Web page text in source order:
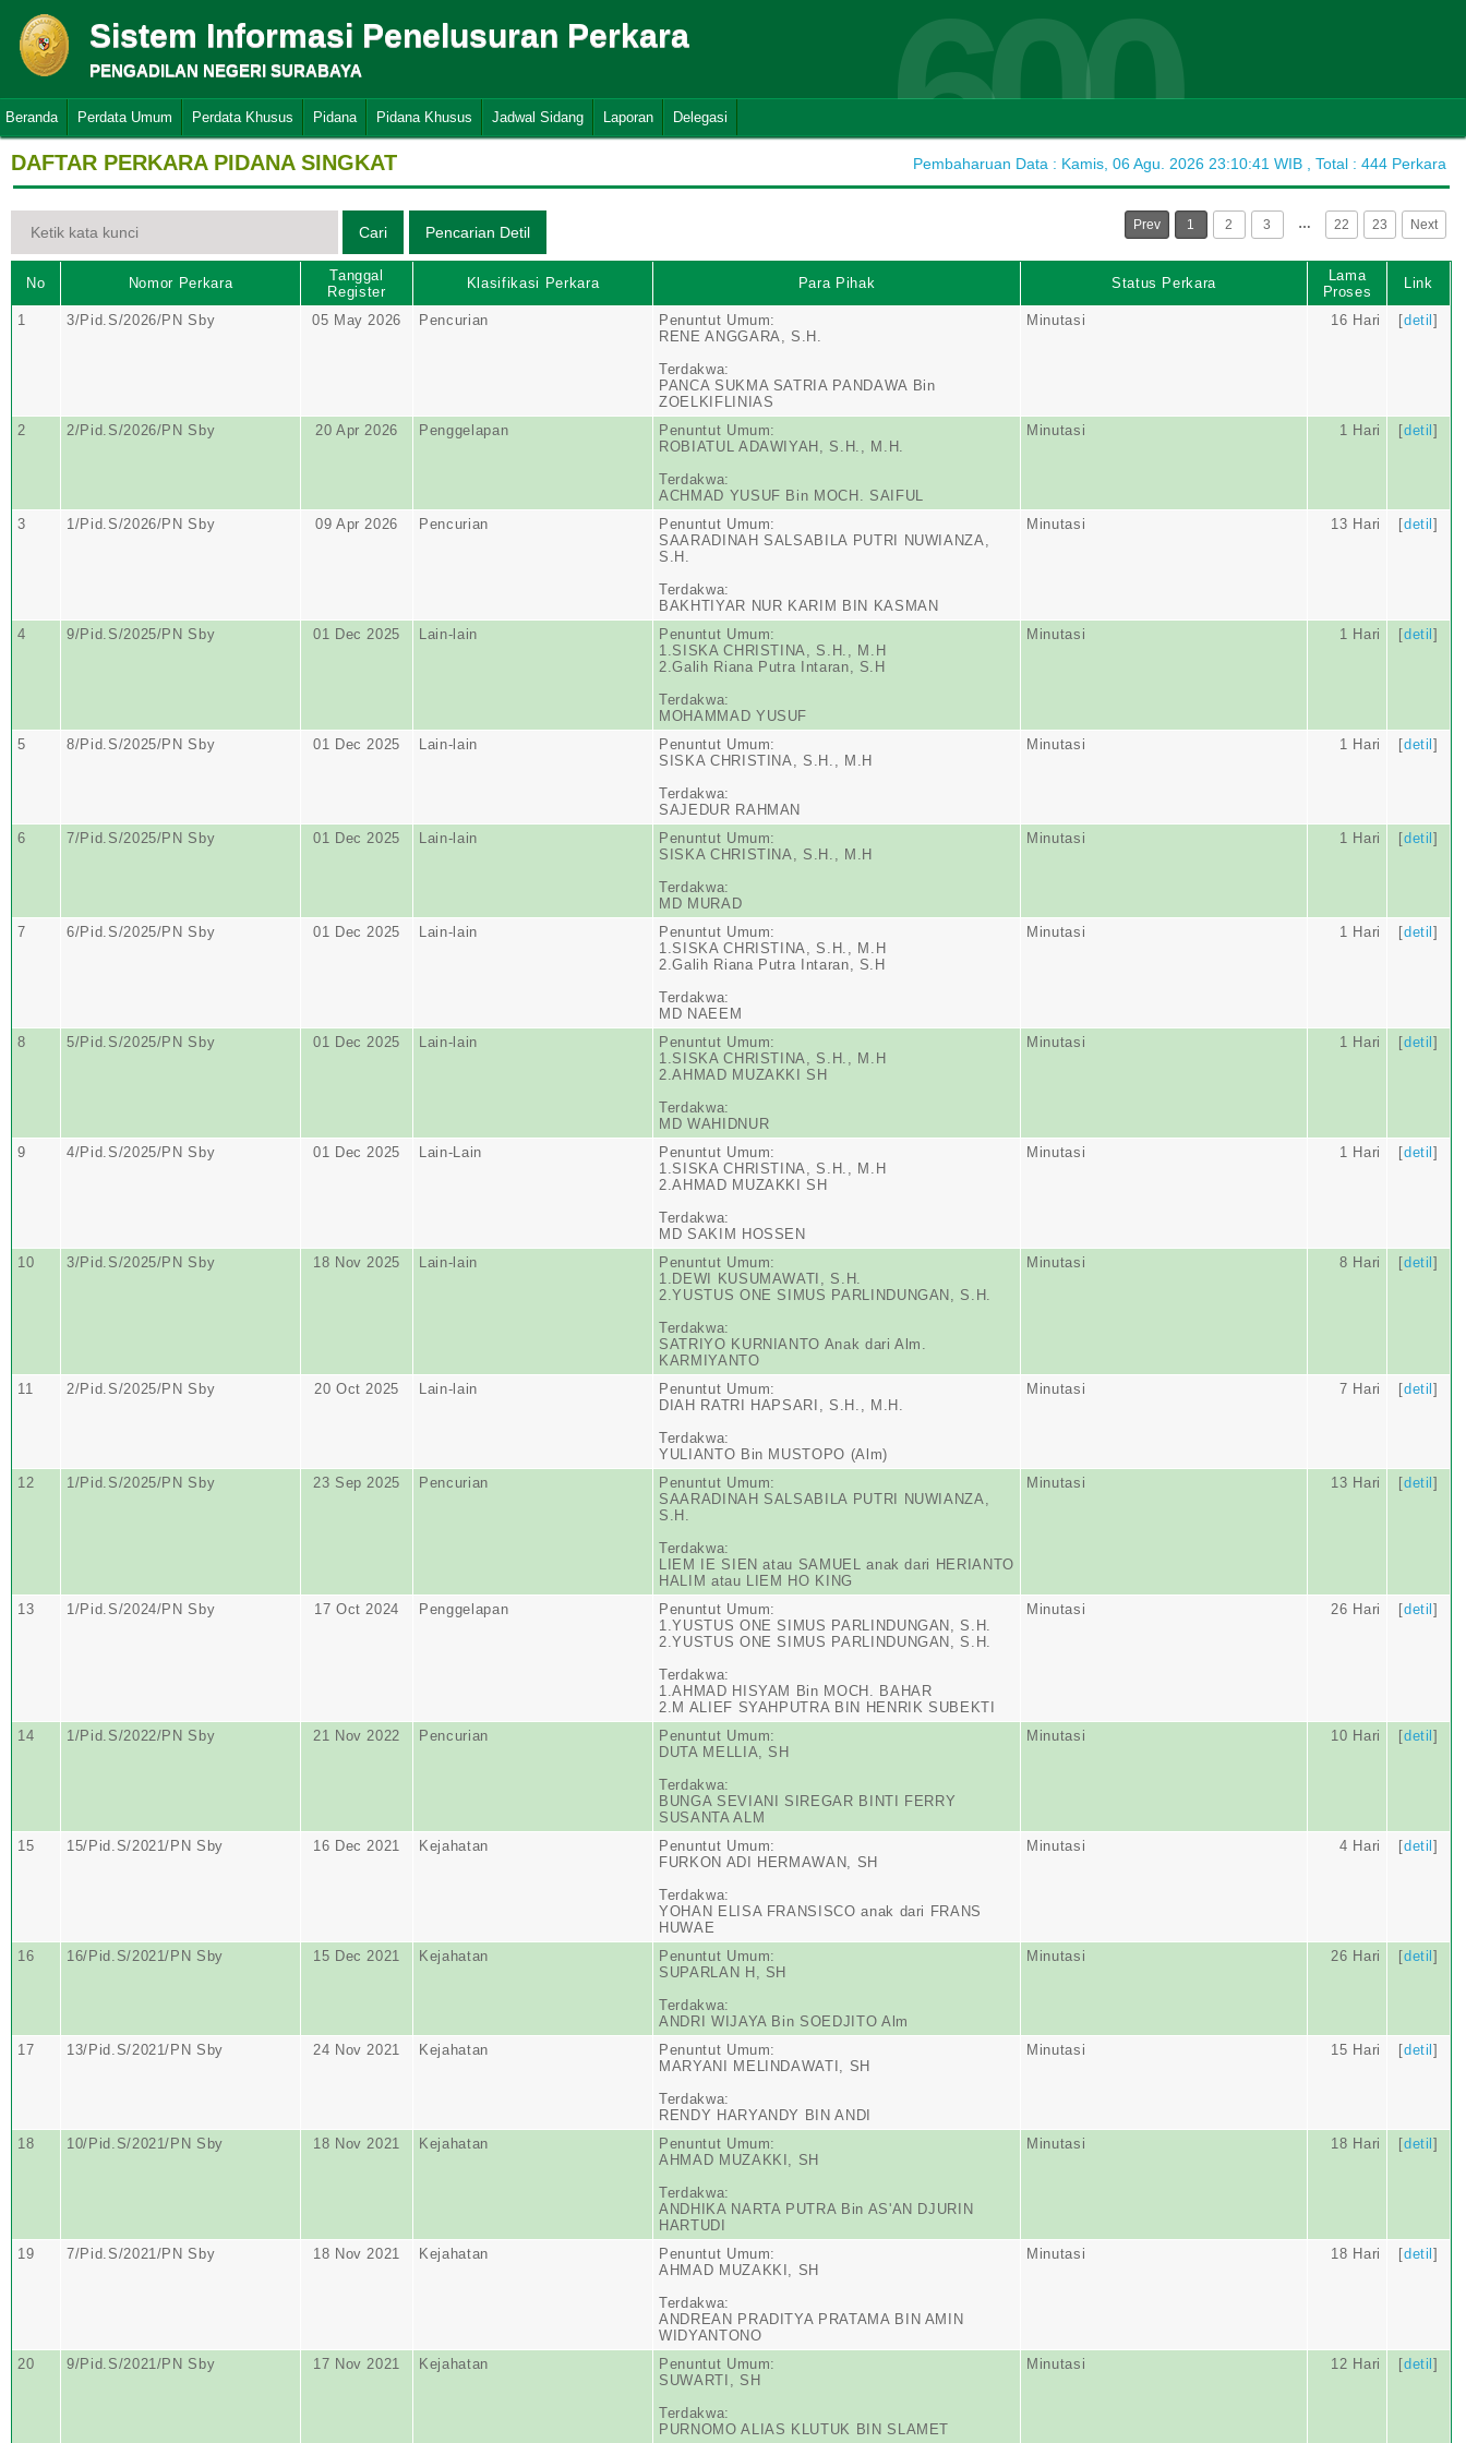
Sistem Informasi Penelusuran Perkara
PENGADILAN NEGERI SURABAYA 600
Beranda Perdata Umum Perdata Khusus Pidana Pidana Khusus Jadwal Sidang Laporan Delegasi
DAFTAR PERKARA PIDANA SINGKAT Pembaharuan Data : Kamis, 06 Agu. 2026 23:10:41 WIB , Total : 444 Perkara
Prev 1 2 3 … 22 23 Next
No Nomor Perkara
Tanggal
Register
Klasifikasi Perkara Para Pihak Status Perkara
Lama
Proses
Link
1 3/Pid.S/2026/PN Sby 05 May 2026 Pencurian
Penuntut Umum:
RENE ANGGARA, S.H.
Terdakwa:
PANCA SUKMA SATRIA PANDAWA Bin
ZOELKIFLINIAS
Minutasi 16 Hari [detil]
2 2/Pid.S/2026/PN Sby 20 Apr 2026 Penggelapan
Penuntut Umum:
ROBIATUL ADAWIYAH, S.H., M.H.
Terdakwa:
ACHMAD YUSUF Bin MOCH. SAIFUL
Minutasi 1 Hari [detil]
3 1/Pid.S/2026/PN Sby 09 Apr 2026 Pencurian
Penuntut Umum:
SAARADINAH SALSABILA PUTRI NUWIANZA,
S.H.
Terdakwa:
BAKHTIYAR NUR KARIM BIN KASMAN
Minutasi 13 Hari [detil]
4 9/Pid.S/2025/PN Sby 01 Dec 2025 Lain-lain
Penuntut Umum:
1.SISKA CHRISTINA, S.H., M.H
2.Galih Riana Putra Intaran, S.H
Terdakwa:
MOHAMMAD YUSUF
Minutasi 1 Hari [detil]
5 8/Pid.S/2025/PN Sby 01 Dec 2025 Lain-lain
Penuntut Umum:
SISKA CHRISTINA, S.H., M.H
Terdakwa:
SAJEDUR RAHMAN
Minutasi 1 Hari [detil]
6 7/Pid.S/2025/PN Sby 01 Dec 2025 Lain-lain
Penuntut Umum:
SISKA CHRISTINA, S.H., M.H
Terdakwa:
MD MURAD
Minutasi 1 Hari [detil]
7 6/Pid.S/2025/PN Sby 01 Dec 2025 Lain-lain
Penuntut Umum:
1.SISKA CHRISTINA, S.H., M.H
2.Galih Riana Putra Intaran, S.H
Terdakwa:
MD NAEEM
Minutasi 1 Hari [detil]
8 5/Pid.S/2025/PN Sby 01 Dec 2025 Lain-lain
Penuntut Umum:
1.SISKA CHRISTINA, S.H., M.H
2.AHMAD MUZAKKI SH
Terdakwa:
MD WAHIDNUR
Minutasi 1 Hari [detil]
9 4/Pid.S/2025/PN Sby 01 Dec 2025 Lain-Lain
Penuntut Umum:
1.SISKA CHRISTINA, S.H., M.H
2.AHMAD MUZAKKI SH
Terdakwa:
MD SAKIM HOSSEN
Minutasi 1 Hari [detil]
10 3/Pid.S/2025/PN Sby 18 Nov 2025 Lain-lain
Penuntut Umum:
1.DEWI KUSUMAWATI, S.H.
2.YUSTUS ONE SIMUS PARLINDUNGAN, S.H.
Terdakwa:
SATRIYO KURNIANTO Anak dari Alm.
KARMIYANTO
Minutasi 8 Hari [detil]
11 2/Pid.S/2025/PN Sby 20 Oct 2025 Lain-lain
Penuntut Umum:
DIAH RATRI HAPSARI, S.H., M.H.
Terdakwa:
YULIANTO Bin MUSTOPO (Alm)
Minutasi 7 Hari [detil]
12 1/Pid.S/2025/PN Sby 23 Sep 2025 Pencurian
Penuntut Umum:
SAARADINAH SALSABILA PUTRI NUWIANZA,
S.H.
Terdakwa:
LIEM IE SIEN atau SAMUEL anak dari HERIANTO
HALIM atau LIEM HO KING
Minutasi 13 Hari [detil]
13 1/Pid.S/2024/PN Sby 17 Oct 2024 Penggelapan
Penuntut Umum:
1.YUSTUS ONE SIMUS PARLINDUNGAN, S.H.
2.YUSTUS ONE SIMUS PARLINDUNGAN, S.H.
Terdakwa:
1.AHMAD HISYAM Bin MOCH. BAHAR
2.M ALIEF SYAHPUTRA BIN HENRIK SUBEKTI
Minutasi 26 Hari [detil]
14 1/Pid.S/2022/PN Sby 21 Nov 2022 Pencurian
Penuntut Umum:
DUTA MELLIA, SH
Terdakwa:
BUNGA SEVIANI SIREGAR BINTI FERRY
SUSANTA ALM
Minutasi 10 Hari [detil]
15 15/Pid.S/2021/PN Sby 16 Dec 2021 Kejahatan
Penuntut Umum:
FURKON ADI HERMAWAN, SH
Terdakwa:
YOHAN ELISA FRANSISCO anak dari FRANS
HUWAE
Minutasi 4 Hari [detil]
16 16/Pid.S/2021/PN Sby 15 Dec 2021 Kejahatan
Penuntut Umum:
SUPARLAN H, SH
Terdakwa:
ANDRI WIJAYA Bin SOEDJITO Alm
Minutasi 26 Hari [detil]
17 13/Pid.S/2021/PN Sby 24 Nov 2021 Kejahatan
Penuntut Umum:
MARYANI MELINDAWATI, SH
Terdakwa:
RENDY HARYANDY BIN ANDI
Minutasi 15 Hari [detil]
18 10/Pid.S/2021/PN Sby 18 Nov 2021 Kejahatan
Penuntut Umum:
AHMAD MUZAKKI, SH
Terdakwa:
ANDHIKA NARTA PUTRA Bin AS'AN DJURIN
HARTUDI
Minutasi 18 Hari [detil]
19 7/Pid.S/2021/PN Sby 18 Nov 2021 Kejahatan
Penuntut Umum:
AHMAD MUZAKKI, SH
Terdakwa:
ANDREAN PRADITYA PRATAMA BIN AMIN
WIDYANTONO
Minutasi 18 Hari [detil]
20 9/Pid.S/2021/PN Sby 17 Nov 2021 Kejahatan
Penuntut Umum:
SUWARTI, SH
Terdakwa:
PURNOMO ALIAS KLUTUK BIN SLAMET
Minutasi 12 Hari [detil]